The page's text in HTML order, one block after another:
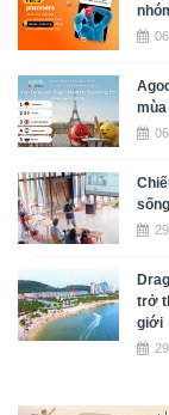
trở
giới